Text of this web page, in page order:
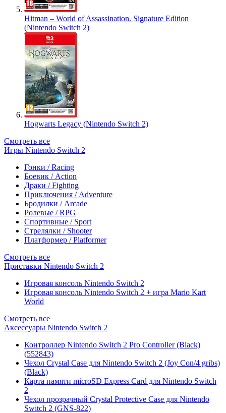
Hitman – World of Assassination. Signature Edition
(Nintendo Switch 2)
Hogwarts Legacy (Nintendo Switch 2)
Смотреть все
Игры Nintendo Switch 2
Гонки / Racing
Боевик / Action
Драки / Fighting
Приключения / Adventure
Бродилки / Arcade
Ролевые / RPG
Спортивные / Sport
Стрелялки / Shooter
Платформер / Platformer
Смотреть все
Приставки Nintendo Switch 2
Игровая консоль Nintendo Switch 2
Игровая консоль Nintendo Switch 2 + игра Mario Kart
World
Смотреть все
Аксессуары Nintendo Switch 2
Контроллер Nintendo Switch 2 Pro Controller (Black)
(552843)
Чехол Сrystal Сase для Nintendo Switch 2 (Joy Con/4 gribs)
(Black)
Карта памяти microSD Express Card для Nintendo Switch
2
Чехол прозрачный Crystal Protective Case для Nintendo
Switch 2 (GNS-822)